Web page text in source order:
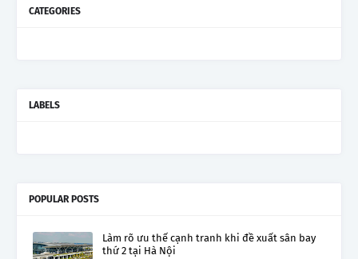
CATEGORIES
LABELS
POPULAR POSTS
Làm rõ ưu thế cạnh tranh khi đề xuất sân bay
thứ 2 tại Hà Nội